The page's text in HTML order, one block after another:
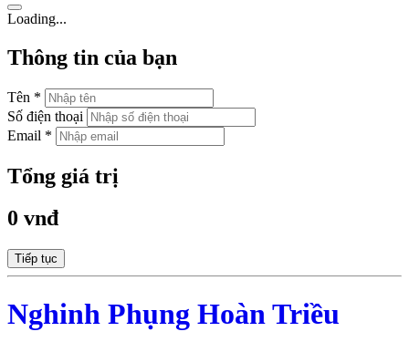
Loading...
Thông tin của bạn
Tên *
Số điện thoại
Email *
Tổng giá trị
0 vnđ
Tiếp tục
Nghinh Phụng Hoàn Triều